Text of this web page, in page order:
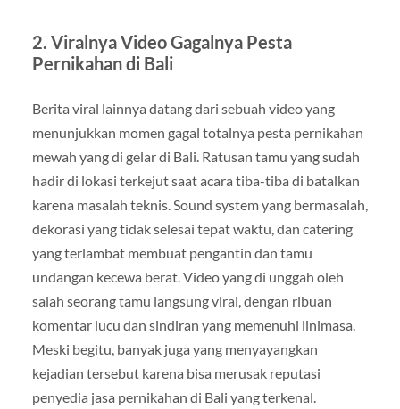
2. Viralnya Video Gagalnya Pesta
Pernikahan di Bali
Berita viral lainnya datang dari sebuah video yang
menunjukkan momen gagal totalnya pesta pernikahan
mewah yang di gelar di Bali. Ratusan tamu yang sudah
hadir di lokasi terkejut saat acara tiba-tiba di batalkan
karena masalah teknis. Sound system yang bermasalah,
dekorasi yang tidak selesai tepat waktu, dan catering
yang terlambat membuat pengantin dan tamu
undangan kecewa berat. Video yang di unggah oleh
salah seorang tamu langsung viral, dengan ribuan
komentar lucu dan sindiran yang memenuhi linimasa.
Meski begitu, banyak juga yang menyayangkan
kejadian tersebut karena bisa merusak reputasi
penyedia jasa pernikahan di Bali yang terkenal.